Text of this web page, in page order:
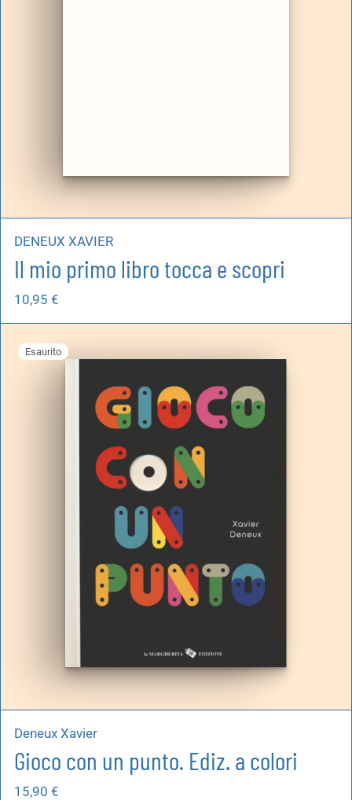
DENEUX XAVIER
Il mio primo libro tocca e scopri
10,95 €
Esaurito
Deneux Xavier
Gioco con un punto. Ediz. a colori
15,90 €